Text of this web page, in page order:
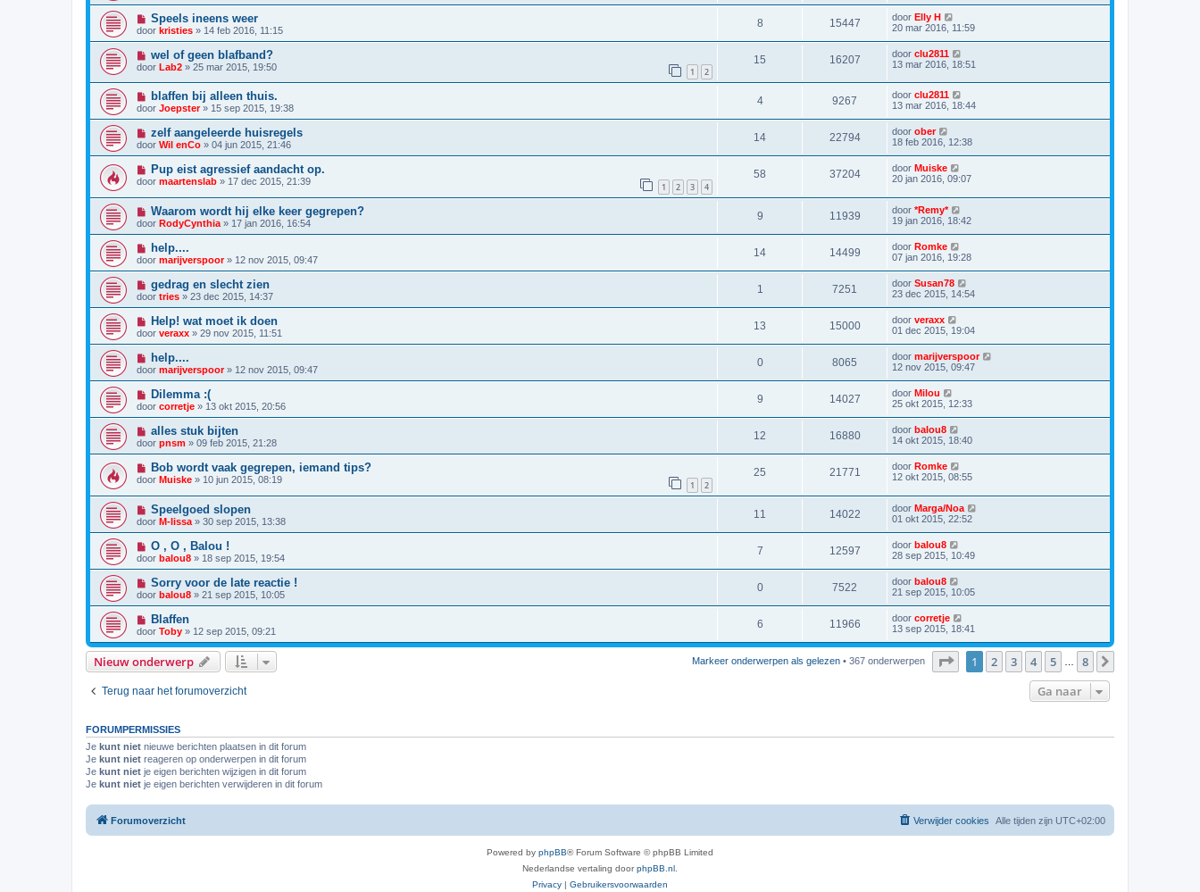
Speels ineens weer
door kristies » 14 feb 2016, 11:15
8 15447 door Elly H
20 mar 2016, 11:59
wel of geen blafband?
door Lab2 » 25 mar 2015, 19:50 1 2
15 16207 door clu2811
13 mar 2016, 18:51
blaffen bij alleen thuis.
door Joepster» 15 sep 2015, 19:38
4 9267 door clu2811
13 mar 2016, 18:44
zelf aangeleerde huisregels
door Wil enCo » 04 jun 2015, 21:46
14 22794 door ober
18 feb 2016, 12:38
Pup eist agressief aandacht op.
door maartenslab » 17 dec 2015, 21:39 1 2 3 4
58 37204 door Muiske
20 jan 2016, 09:07
Waarom wordt hij elke keer gegrepen?
door RodyCynthia » 17 jan 2016, 16:54
9 11939 door *Remy*
19 jan 2016, 18:42
help....
door marijverspoor» 12 nov 2015, 09:47
14 14499 door Romke
07 jan 2016, 19:28
gedrag en slecht zien
door tries » 23 dec 2015, 14:37
1 7251 door Susan78
23 dec 2015, 14:54
Help! wat moet ik doen
door veraxx » 29 nov 2015, 11:51
13 15000 door veraxx
01 dec 2015, 19:04
help....
door marijverspoor» 12 nov 2015, 09:47
0 8065 door marijverspoor
12 nov 2015, 09:47
Dilemma :(
door corretje » 13 okt 2015, 20:56
9 14027 door Milou
25 okt 2015, 12:33
alles stuk bijten
door pnsm » 09 feb 2015, 21:28
12 16880 door balou8
14 okt 2015, 18:40
Bob wordt vaak gegrepen, iemand tips?
door Muiske » 10 jun 2015, 08:19 1 2
25 21771 door Romke
12 okt 2015, 08:55
Speelgoed slopen
door M-lissa » 30 sep 2015, 13:38
11 14022 door Marga/Noa
01 okt 2015, 22:52
O , O , Balou !
door balou8 » 18 sep 2015, 19:54
7 12597 door balou8
28 sep 2015, 10:49
Sorry voor de late reactie !
door balou8 » 21 sep 2015, 10:05
0 7522 door balou8
21 sep 2015, 10:05
Blaffen
door Toby » 12 sep 2015, 09:21
6 11966 door corretje
13 sep 2015, 18:41
Nieuw onderwerp Markeer onderwerpen als gelezen • 367 onderwerpen Pagina1 van 8
1 2 3 4 5 8
Terug naar het forumoverzicht Ga naar
FORUMPERMISSIES
Je kunt niet nieuwe berichten plaatsen in dit forum
Je kunt niet reageren op onderwerpen in dit forum
Je kunt niet je eigen berichten wijzigen in dit forum
Je kunt niet je eigen berichten verwijderen in dit forum
Forumoverzicht Alle tijden zijn UTC+02:00
Verwijder cookies
Powered by phpBB® Forum Software © phpBB Limited
Nederlandse vertaling doorphpBB.nl
Privacy | Gebruikersvoorwaarden